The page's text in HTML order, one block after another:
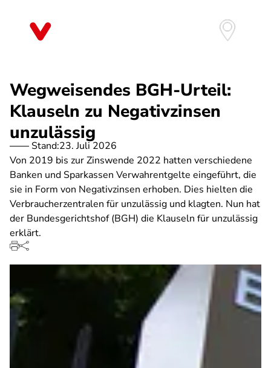
Wegweisendes BGH-Urteil:
Klauseln zu Negativzinsen
unzulässig
Stand:23. Juli 2026
Von 2019 bis zur Zinswende 2022 hatten verschiedene
Banken und Sparkassen Verwahrentgelte eingeführt, die
sie in Form von Negativzinsen erhoben. Dies hielten die
Verbraucherzentralen für unzulässig und klagten. Nun hat
der Bundesgerichtshof (BGH) die Klauseln für unzulässig
erklärt.